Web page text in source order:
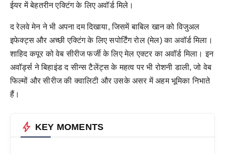
ईयर में बेहतरीन एक्टिंग के लिए अवॉर्ड मिले।
द रेलवे मेन ने भी अपना दम दिखाया, जिसमें बाबिल खान को विजुअल
इफेक्ट्स और अच्छी एक्टिंग के लिए सपोर्टिंग रोल (मेल) का अवॉर्ड मिला।
शाहिद कपूर को वेब सीरीज फर्जी के लिए मेल एक्टर का अवॉर्ड मिला। इन
अवॉर्ड्स ने बिहाइंड द सीन्स टैलेंट्स के महत्व पर भी रोशनी डाली, जो वेब
फिल्मों और सीरीज की क्वालिटी और उसके असर में अहम भूमिका निभाते
हैं।
bolt KEY MOMENTS